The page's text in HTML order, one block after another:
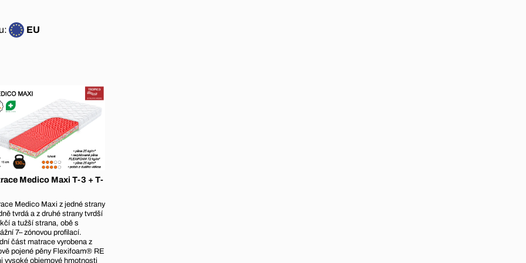
EU
Medico Maxi T-3 + T-
Medico Maxi z jedné strany
tvrdá a z druhé strany tvrdší
a tužší strana, obě s
7– zónovou profilací.
část matrace vyrobena z
pojené pěny Flexifoam® RE
vysoké objemové hmotnosti